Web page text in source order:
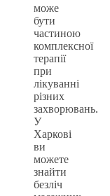
може
бути
частиною
комплексної
терапії
при
лікуванні
різних
захворювань.
У
Харкові
ви
можете
знайти
безліч